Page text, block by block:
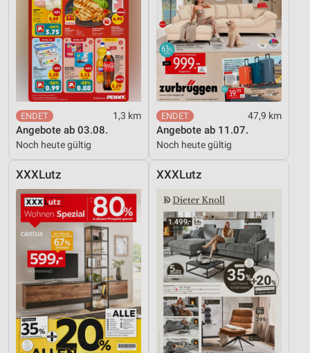
1,3 km
Angebote ab 03.08.
Noch heute gültig
47,9 km
Angebote ab 11.07.
Noch heute gültig
XXXLutz XXXLutz